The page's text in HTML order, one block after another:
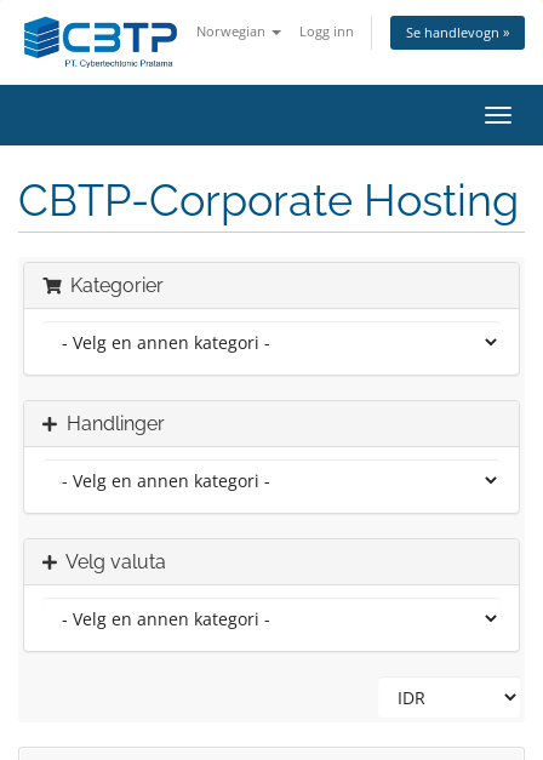
Norwegian Logg inn Se handlevogn »
Bytt
CBTP-Corporate Hosting
Kategorier
Handlinger
Velg valuta